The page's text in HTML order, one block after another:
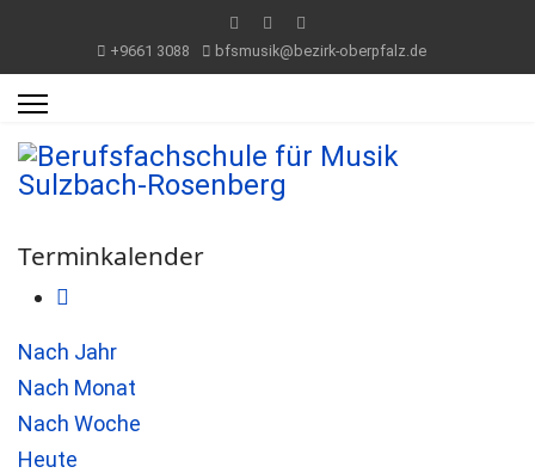
+9661 3088 bfsmusik@bezirk-oberpfalz.de
Terminkalender
Nach Jahr
Nach Monat
Nach Woche
Heute